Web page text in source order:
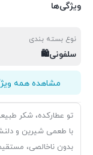
ویژگی‌ها
نوع بسته بندی
سلفونی🛍️
مشاهده همه
تو عطارکده، شکر
با طعمی شیرین و
بدون ناخالصی،